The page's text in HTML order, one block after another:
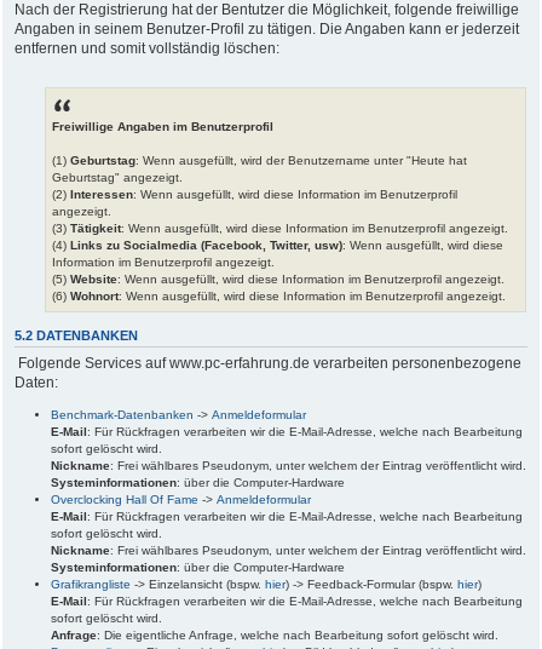
Nach der Registrierung hat der Bentutzer die Möglichkeit, folgende freiwillige
Angaben in seinem Benutzer-Profil zu tätigen. Die Angaben kann er jederzeit
entfernen und somit vollständig löschen:
Freiwillige Angaben im Benutzerprofil
(1) Geburtstag: Wenn ausgefüllt, wird der Benutzername unter "Heute hat
Geburtstag" angezeigt.
(2) Interessen: Wenn ausgefüllt, wird diese Information im Benutzerprofil
angezeigt.
(3) Tätigkeit: Wenn ausgefüllt, wird diese Information im Benutzerprofil angezeigt.
(4) Links zu Socialmedia (Facebook, Twitter, usw): Wenn ausgefüllt, wird diese
Information im Benutzerprofil angezeigt.
(5) Website: Wenn ausgefüllt, wird diese Information im Benutzerprofil angezeigt.
(6) Wohnort: Wenn ausgefüllt, wird diese Information im Benutzerprofil angezeigt.
5.2 DATENBANKEN
Folgende Services auf www.pc-erfahrung.de verarbeiten personenbezogene
Daten:
Benchmark-Datenbanken -> Anmeldeformular
E-Mail: Für Rückfragen verarbeiten wir die E-Mail-Adresse, welche nach Bearbeitung
sofort gelöscht wird.
Nickname: Frei wählbares Pseudonym, unter welchem der Eintrag veröffentlicht wird.
Systeminformationen: über die Computer-Hardware
Overclocking Hall Of Fame -> Anmeldeformular
E-Mail: Für Rückfragen verarbeiten wir die E-Mail-Adresse, welche nach Bearbeitung
sofort gelöscht wird.
Nickname: Frei wählbares Pseudonym, unter welchem der Eintrag veröffentlicht wird.
Systeminformationen: über die Computer-Hardware
Grafikrangliste -> Einzelansicht (bspw. hier) -> Feedback-Formular (bspw. hier)
E-Mail: Für Rückfragen verarbeiten wir die E-Mail-Adresse, welche nach Bearbeitung
sofort gelöscht wird.
Anfrage: Die eigentliche Anfrage, welche nach Bearbeitung sofort gelöscht wird.